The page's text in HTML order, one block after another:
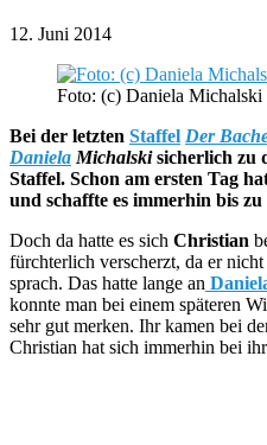
12. Juni 2014
Foto: (c) Daniela Michalski
Bei der letzten Staffel Der
Daniela Michalskisicherlich zu
Staffel. Schon am ersten Tag
und schaffte es immerhin bis zu
Doch da hatte es sich Christian
fürchterlich verscherzt, da er
sprach. Das hatte lange an
konnte man bei einem späteren
sehr gut merken. Ihr kamen bei
Christian hat sich immerhin bei